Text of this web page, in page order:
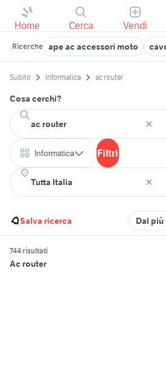
Home Cerca Vendi
Ricerche ape ac accessori moto
Subito Informatica ac router
Cosa cerchi?
Informatica Filtri
Salva ricerca Dal
744 risultati
Ac router